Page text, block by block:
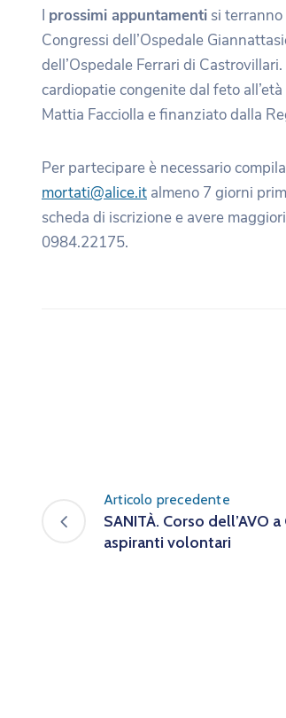
I prossimi appuntamenti si
Congressi dell’Ospedale
dell’Ospedale Ferrari di
cardiopatie congenite dal feto
Mattia Facciolla e finanziato dalla
Per partecipare è necessario
mortati@alice.it almeno 7 giorni
scheda di iscrizione e avere
0984.22175.
Articolo precedente
SANITÀ. Corso dell’AVO
aspiranti volontari